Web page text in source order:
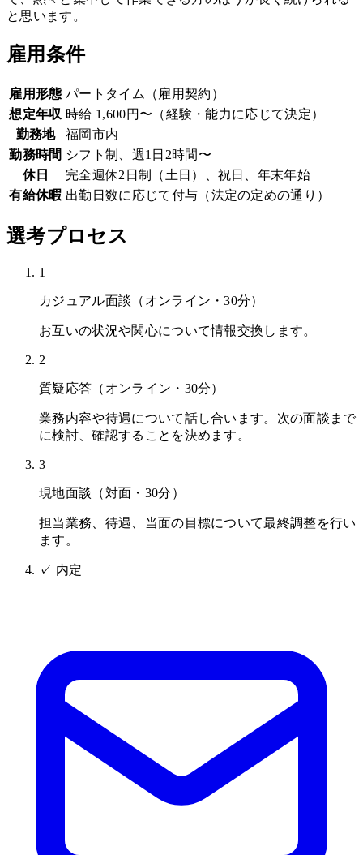
と思います。
雇用条件
雇用形態 パートタイム（雇用契約）
想定年収 時給 1,600円〜（経験・能力に応じて決定）
勤務地
福岡市内
勤務時間 シフト制、週1日2時間〜
休日
完全週休2日制（土日）、祝日、年末年始
有給休暇 出勤日数に応じて付与（法定の定めの通り）
選考プロセス
1
カジュアル面談（オンライン・30分）
お互いの状況や関心について情報交換します。
2
質疑応答（オンライン・30分）
業務内容や待遇について話し合います。次の面談まで
に検討、確認することを決めます。
3
現地面談（対面・30分）
担当業務、待遇、当面の目標について最終調整を行い
ます。
✓ 内定